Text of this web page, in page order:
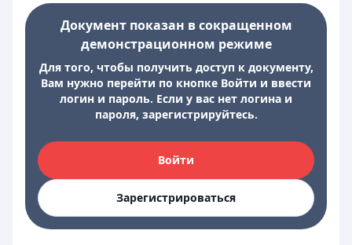
Документ показан в сокращенном
демонстрационном режиме
Для того, чтобы получить доступ к документу,
Вам нужно перейти по кнопке Войти и ввести
логин и пароль. Если у вас нет логина и
пароля, зарегистрируйтесь.
Войти
Зарегистрироваться